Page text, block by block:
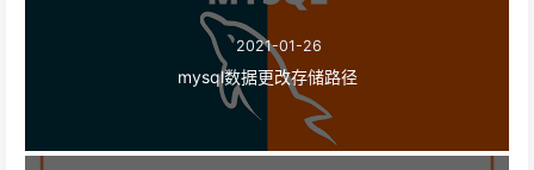
2021-01-26
mysql数据更改存储路径